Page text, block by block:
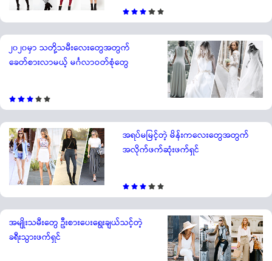
၂၀၂၀မှာ သတို့သမီးလေးတွေအတွက်
ခေတ်စားလာမယ့် မင်္ဂလာဝတ်စုံတွေ
အရပ်မမြင့်တဲ့ မိန်းကလေးတွေအတွက်
အလိုက်ဖက်ဆုံးဖက်ရှင်
အမျိုးသမီးတွေ ဦးစားပေးရွေးချယ်သင့်တဲ့
ခရီးသွားဖက်ရှင်